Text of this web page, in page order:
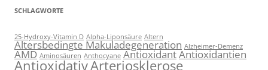
SCHLAGWORTE
25-Hydroxy-Vitamin D Alpha-Liponsäure Altern
Altersbedingte Makuladegeneration Alzheimer-Demenz
AMD Aminosäuren Anthocyane AntioxidantAntioxidantien
AntioxidativArteriosklerose